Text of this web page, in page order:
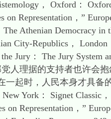
， Oxford：
on Representation，”
Athenian Democracy
City-Republics， London
Jury： The Jury System
党人理据的支持者也许会
一起时，人民本身才具备
York： Signet Classic
on Representation，”